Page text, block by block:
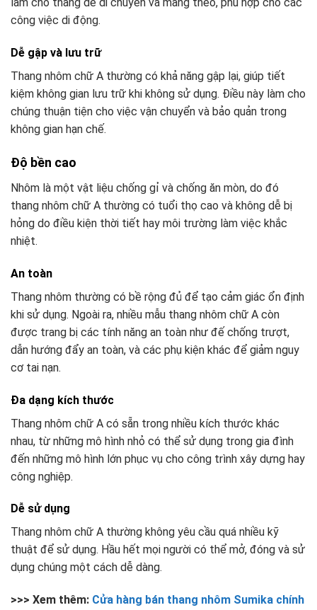
làm cho thang dễ di chuyển và mang theo, phù hợp cho các
công việc di động.
Dễ gập và lưu trữ
Thang nhôm chữ A thường có khả năng gập lại, giúp tiết
kiệm không gian lưu trữ khi không sử dụng. Điều này làm cho
chúng thuận tiện cho việc vận chuyển và bảo quản trong
không gian hạn chế.
Độ bền cao
Nhôm là một vật liệu chống gỉ và chống ăn mòn, do đó
thang nhôm chữ A thường có tuổi thọ cao và không dễ bị
hỏng do điều kiện thời tiết hay môi trường làm việc khắc
nhiệt.
An toàn
Thang nhôm thường có bề rộng đủ để tạo cảm giác ổn định
khi sử dụng. Ngoài ra, nhiều mẫu thang nhôm chữ A còn
được trang bị các tính năng an toàn như đế chống trượt,
dẫn hướng đẩy an toàn, và các phụ kiện khác để giảm nguy
cơ tai nạn.
Đa dạng kích thước
Thang nhôm chữ A có sẵn trong nhiều kích thước khác
nhau, từ những mô hình nhỏ có thể sử dụng trong gia đình
đến những mô hình lớn phục vụ cho công trình xây dựng hay
công nghiệp.
Dễ sử dụng
Thang nhôm chữ A thường không yêu cầu quá nhiều kỹ
thuật để sử dụng. Hầu hết mọi người có thể mở, đóng và sử
dụng chúng một cách dễ dàng.
>>> Xem thêm: Cửa hàng bán thang nhôm Sumika chính